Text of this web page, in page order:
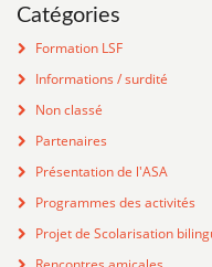
Catégories
Formation LSF
Informations / surdité
Non classé
Partenaires
Présentation de l'ASA
Programmes des activités
Projet de Scolarisation